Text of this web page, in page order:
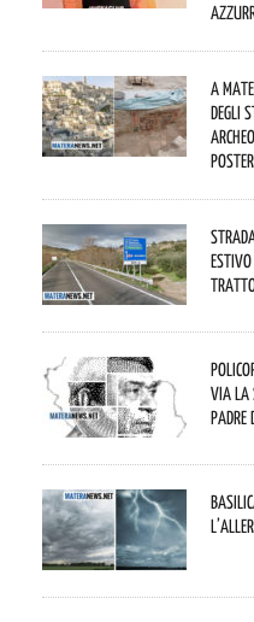
A
degli
via la
padre